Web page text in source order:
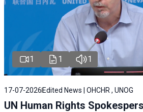
1 1 1
17-07-2026 Edited News | OHCHR , UNOG
UN Human Rights